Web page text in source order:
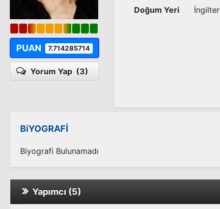
PUAN 7.714285714
Yorum Yap (3)
Doğum Yeri
BiYOGRAFİ
Biyografi Bulunamadı
Yapımcı (5)